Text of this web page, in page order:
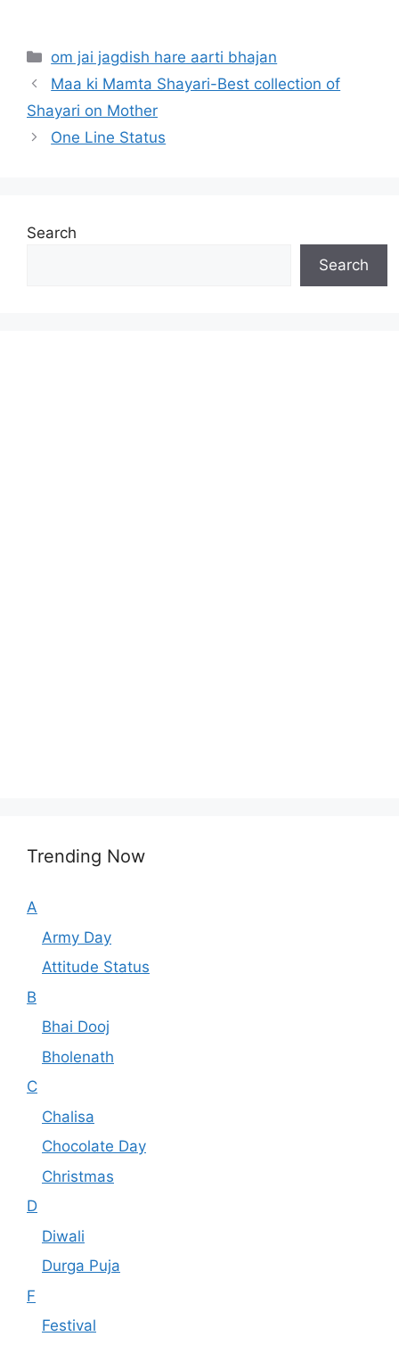
Categories
om jai jagdish hare aarti bhajan
Maa ki Mamta Shayari-Best collection of
Shayari on Mother
One Line Status
Search
Search
Trending Now
A
Army Day
Attitude Status
B
Bhai Dooj
Bholenath
C
Chalisa
Chocolate Day
Christmas
D
Diwali
Durga Puja
F
Festival